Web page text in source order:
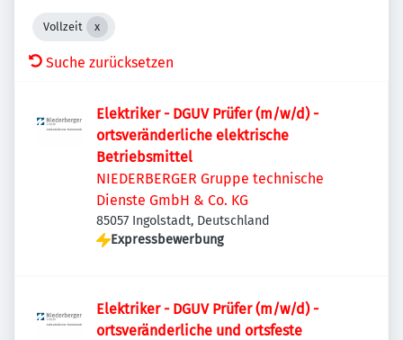
Vollzeit
Suche zurücksetzen
Elektriker - DGUV Prüfer (m/w/d) -
ortsveränderliche elektrische
Betriebsmittel
NIEDERBERGER Gruppe technische
Dienste GmbH & Co. KG
85057 Ingolstadt, Deutschland
Expressbewerbung
Elektriker - DGUV Prüfer (m/w/d) -
ortsveränderliche und ortsfeste